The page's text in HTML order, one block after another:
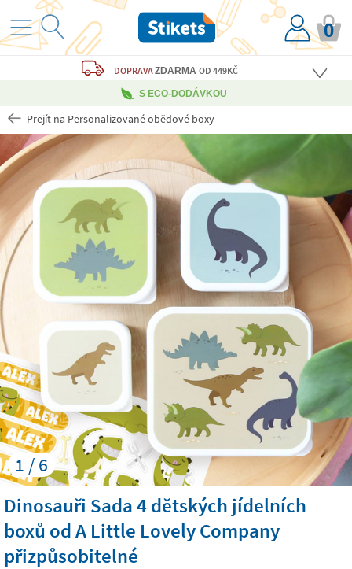
0
DOPRAVAZDARMAOD 449KČ
S ECO-DODÁVKOU
Prejít na Personalizované obědové boxy
1 / 6
Dinosauři Sada 4 dětských jídelních
boxů od A Little Lovely Company
přizpůsobitelné